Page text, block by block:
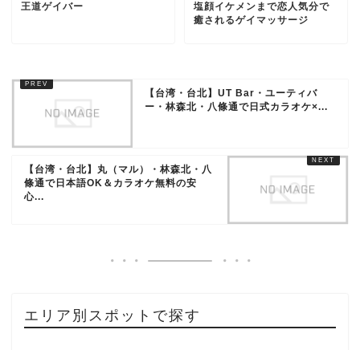
王道ゲイバー
塩顔イケメンまで恋人気分で
癒されるゲイマッサージ
【台湾・台北】UT Bar・ユーティバ
ー・林森北・八條通で日式カラオケ×...
【台湾・台北】丸（マル）・林森北・八
條通で日本語OK＆カラオケ無料の安
心...
エリア別スポットで探す